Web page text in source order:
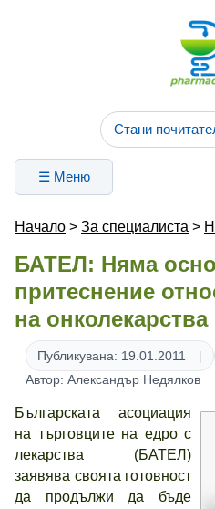
Стани
☰ Меню
Начало > За специалиста >
БАТЕЛ: Няма
притеснение
на онколекарства
Публикувана: 19.01.2011
Автор: Александър Недялков
Българската асоциация
на търговците на едро с
лекарства (БАТЕЛ)
заявява своята готовност
да продължи да бъде